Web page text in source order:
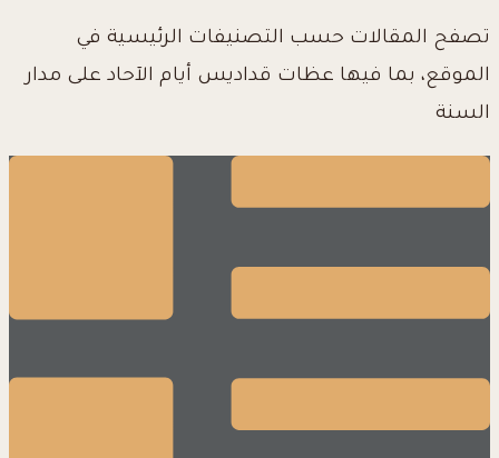
تصفح المقالات حسب التصنيفات الرئيسية في
الموقع، بما فيها عظات قداديس أيام الآحاد على مدار
السنة